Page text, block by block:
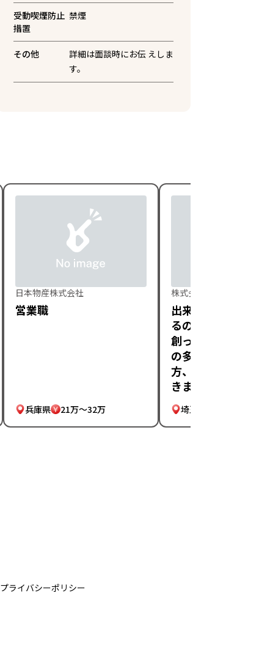
受動喫煙防止
措置
禁煙
その他
詳細は面談時にお伝 えしま
す。
日本物産株式会社
営業職
兵庫県 21万～32万
株式会社BizPlatform
出来上がった大
るのか、自分が
創っていくのか
の多い人生を楽
方、一緒に創り
きましょう。
埼玉県
プライバシーポリシー